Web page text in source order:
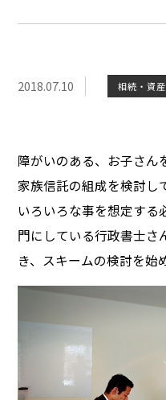
2018.07.10 相続・資
障がいのある、お子さん
家族信託の組成を検討し
いろいろな事を想定する
門にしている行政書士さ
き、スキームの検討を始